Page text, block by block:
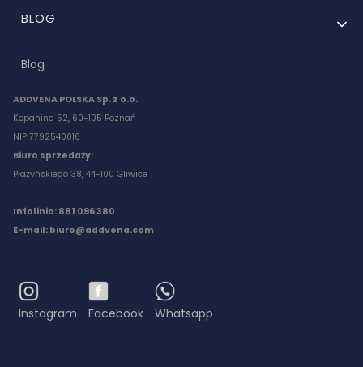
BLOG
Blog
ADDVENA POLSKA Sp. z o.o.
Kopanina 52, 60-105 Poznań
NIP 7792540016
Biuro sprzedaży:
Płażyńskiego 38, 44-100 Gliwice
Infolinia: 881 096 380
E-mail: biuro@addvena.com
Instagram Facebook Whatsapp